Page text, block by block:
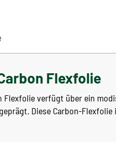
Flexfolie
Flexfolie verfügt über ein
Diese Carbon-